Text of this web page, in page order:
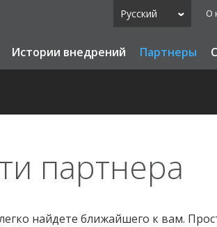
Русский О
Истории внедрений Партнеры
партнера
найдете ближайшего к вам.